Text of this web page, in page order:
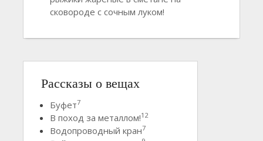
сковороде с сочным луком!
Рассказы о вещах
Буфет7
В поход за металлом!12
Водопроводный кран7